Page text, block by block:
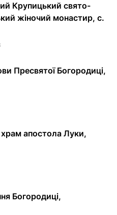
Крупицький свято-
жіночий монастир, с.
Пресвятої Богородиці,
апостола Луки,
Богородиці,